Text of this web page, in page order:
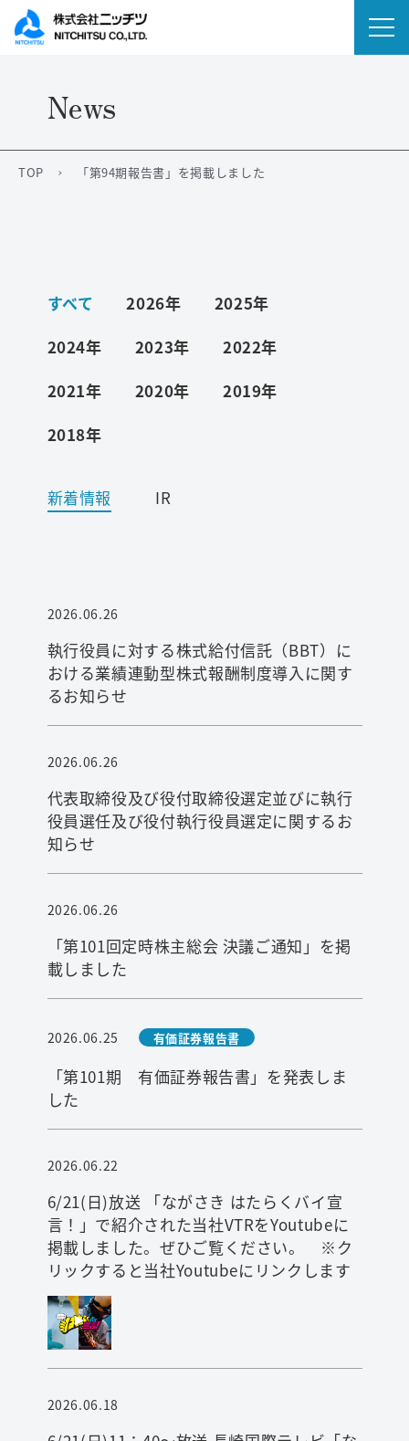
事業内容
サステナビリティ
採用情報
プライバシーポリシー
ご利用条件
TOP 「第94期報告書」を掲載しました
News
すべて 2026年
2025年
2024年
2023年
2022年
2021年
2020年
2019年
2018年
新着情報 IR
2026.06.26
執行役員に対する株式給付信託（BBT）に
おける業績連動型株式報酬制度導入に関す
るお知らせ
2026.06.26
代表取締役及び役付取締役選定並びに執行
役員選任及び役付執行役員選定に関するお
知らせ
2026.06.26
「第101回定時株主総会 決議ご通知」を掲
載しました
2026.06.25 有価証券報告書
「第101期 有価証券報告書」を発表しま
した
2026.06.22
6/21(日)放送 「ながさき はたらくバイ宣
言！」で紹介された当社VTRをYoutubeに
掲載しました。ぜひご覧ください。 ※ク
リックすると当社Youtubeにリンクします
2026.06.18